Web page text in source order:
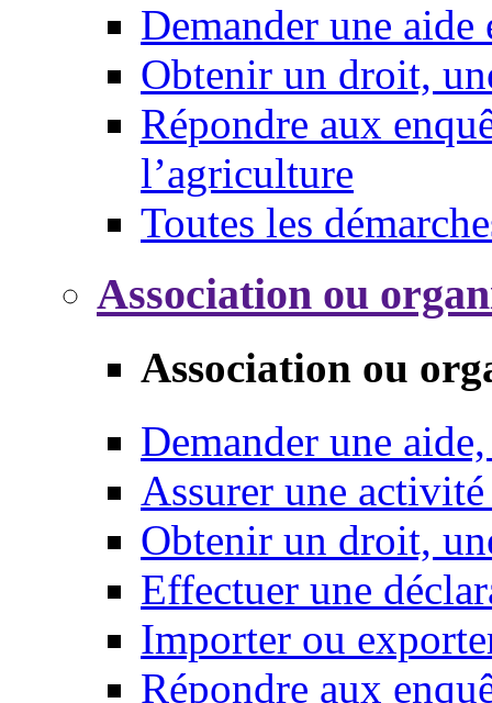
Demander une aide
Obtenir un droit,
Répondre aux
l’agriculture
Toutes les
Association ou
Association ou
Demander une
Assurer une
Obtenir un droit,
Effectuer une
Importer ou
Répondre aux